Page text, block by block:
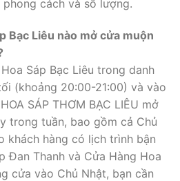
cách và số lượng.
Bạc Liêu nào mở cửa muộn
Sáp Bạc Liêu trong danh
(khoảng 20:00-21:00) và vào
SÁP THƠM BẠC LIÊU mở
trong tuần, bao gồm cả Chủ
khách hàng có lịch trình bận
Đan Thanh và Cửa Hàng Hoa
cửa vào Chủ Nhật, bạn cần